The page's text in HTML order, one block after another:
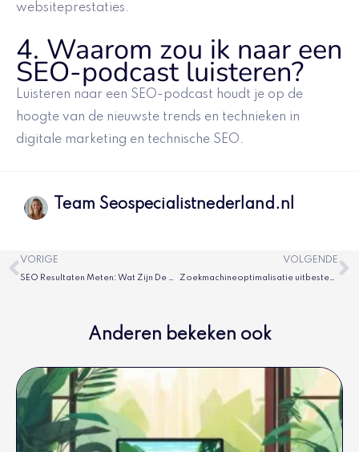
websiteprestaties.
4. Waarom zou ik naar een
SEO-podcast luisteren?
Luisteren naar een SEO-podcast houdt je op de
hoogte van de nieuwste trends en technieken in
digitale marketing en technische SEO.
Team Seospecialistnederland.nl
Vorige
VORIGE VOLGENDE
Zoekmachineoptimalisatie uitbesteden aan experts
Anderen bekeken ook